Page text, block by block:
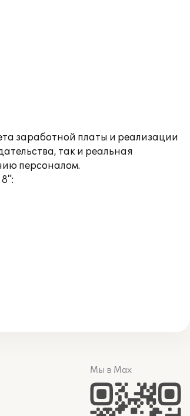
заработной платы и реализации
так и реальная
персоналом.
Мы в Max